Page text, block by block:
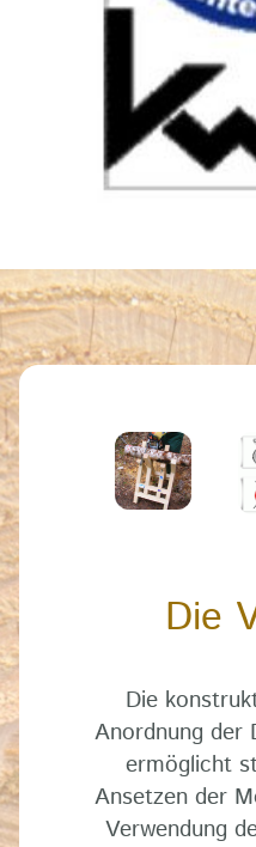
Die
Die
Anordnung der
ermöglicht
Ansetzen der
Verwendung